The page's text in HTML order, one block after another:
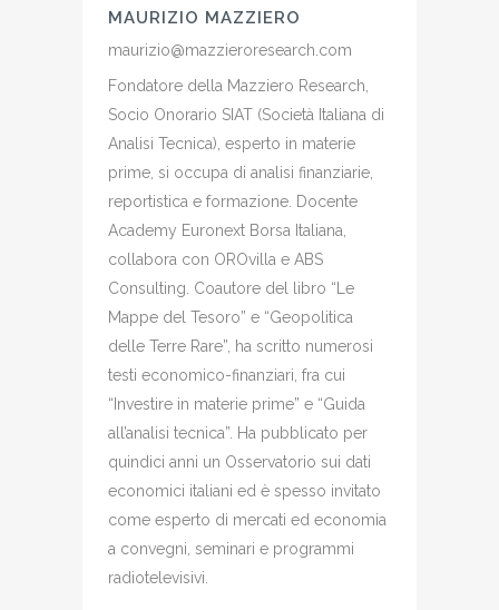
MAURIZIO MAZZIERO
maurizio@mazzieroresearch.com
Fondatore della Mazziero Research,
Socio Onorario SIAT (Società Italiana di
Analisi Tecnica), esperto in materie
prime, si occupa di analisi finanziarie,
reportistica e formazione. Docente
Academy Euronext Borsa Italiana,
collabora con OROvilla e ABS
Consulting. Coautore del libro “Le
Mappe del Tesoro” e “Geopolitica
delle Terre Rare”, ha scritto numerosi
testi economico-finanziari, fra cui
“Investire in materie prime” e “Guida
all’analisi tecnica”. Ha pubblicato per
quindici anni un Osservatorio sui dati
economici italiani ed è spesso invitato
come esperto di mercati ed economia
a convegni, seminari e programmi
radiotelevisivi.